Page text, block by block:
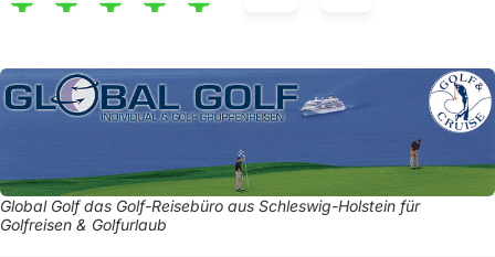
Global Golf das Golf-Reisebüro aus Schleswig-Holstein für
Golfreisen & Golfurlaub